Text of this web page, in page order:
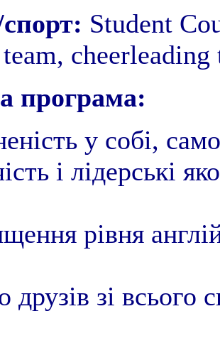
Student
cheerleading
програма:
у собі,
і лідерські
рівня
друзів зі всього